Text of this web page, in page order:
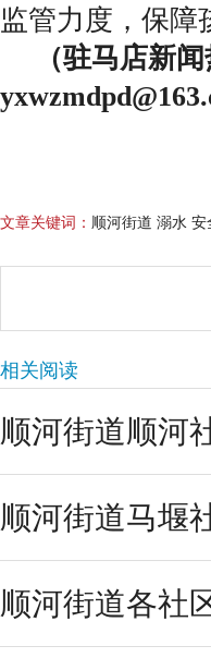
监管力度，保障
（驻马店新
文章关键词： 顺河街道 溺水
相关阅读
顺河街道顺河
顺河街道马堰
顺河街道各社